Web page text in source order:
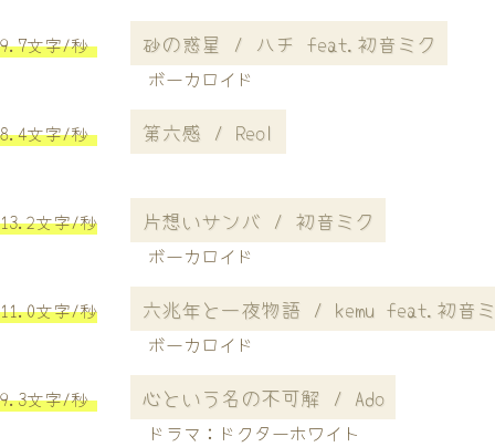
9.7文字/秒 砂の惑星 / ハチ feat.初音ミク
ボーカロイド
8.4文字/秒 第六感 / Reol
13.2文字/秒 片想いサンバ / 初音ミク
ボーカロイド
11.0文字/秒 六兆年と一夜物語 / kemu feat.初音
ボーカロイド
9.3文字/秒 心という名の不可解 / Ado
ドラマ：ドクターホワイト